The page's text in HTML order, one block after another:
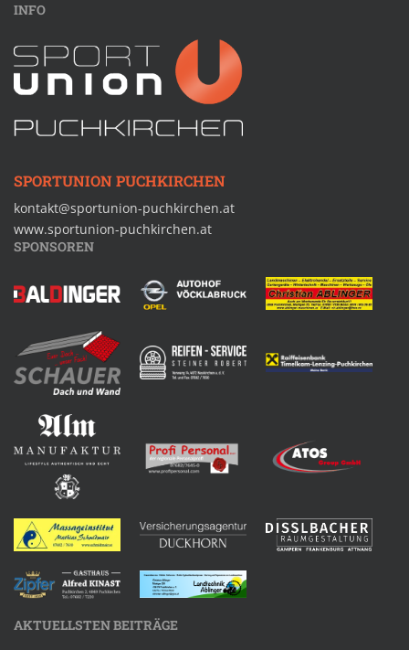
INFO
SPORTUNION PUCHKIRCHEN
kontakt@sportunion-puchkirchen.at
www.sportunion-puchkirchen.at
SPONSOREN
AKTUELLSTEN BEITRÄGE